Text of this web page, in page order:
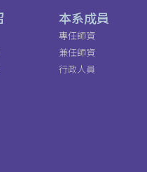
本系成員
專任師資
兼任師資
行政人員